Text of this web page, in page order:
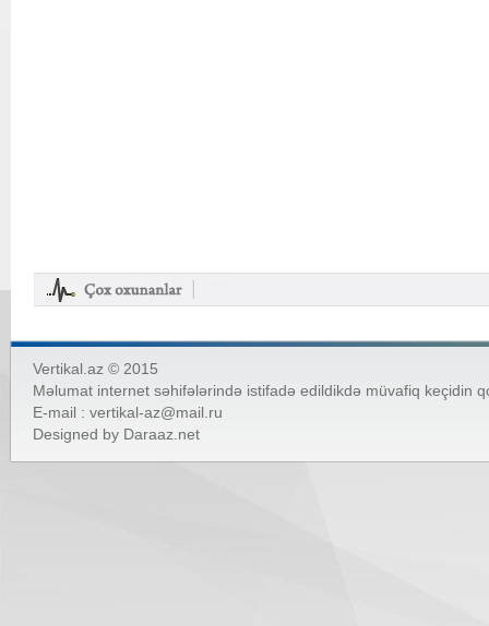
Vertikal.az © 2015
Məlumat internet səhifələrində istifadə edildikdə müvafiq keçidin
E-mail : vertikal-az@mail.ru
Designed by Daraaz.net